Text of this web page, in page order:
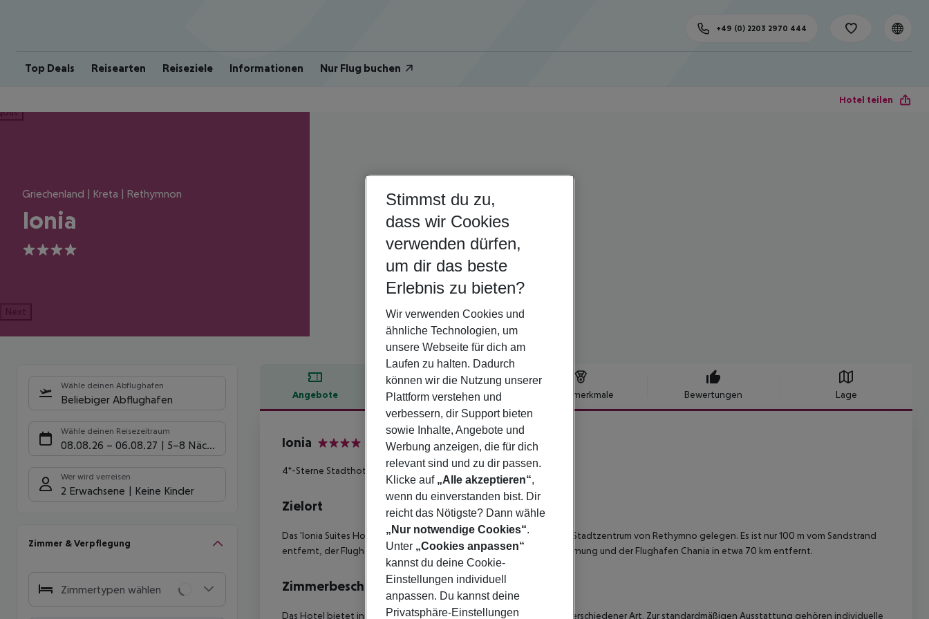
Top Deals Reisearten Reiseziele Informationen Nur Flug buchen
+49 (0) 2203 2970 444
Hotel teilen
Griechenland | Kreta | Rethymnon
Ionia
4
Next
Wähle deinen Abflughafen
Beliebiger Abflughafen
Wähle deinen Reisezeitraum
08.08.26 – 06.08.27 5-8 Nächte
Wer wird verreisen
2 Erwachsene Keine Kinder
Zimmer & Verpflegung
Zimmertypen wählen
Angebote Hotelbeschreibung Hotelmerkmale Bewertungen Lage
Hotelbeschreibung
Ionia
4*-Sterne Stadthotel in unmittelbarer Strandnähe!
Zielort
Das 'Ionia Suites Hotel' ist ein kleines Hotel an einem ruhigen Ort im Stadtzentrum von Rethymno gelegen. Es ist nur 100 m vom Sandstrand
entfernt, der Flughafen Heraklion befindet sich in etwa 79 km Entfernung und der Flughafen Chania in etwa 70 km entfernt.
Zimmerbeschreibung
Das Hotel bietet insgesamt 20 komfortabel eingerichtete Zimmer verschiedener Art. Zur standardmäßigen Ausstattung gehören individuelle
Stimmst du zu,
dass wir Cookies
verwenden dürfen,
um dir das beste
Erlebnis zu bieten?
Wir verwenden Cookies und
ähnliche Technologien, um
unsere Webseite für dich am
Laufen zu halten. Dadurch
können wir die Nutzung unserer
Plattform verstehen und
verbessern, dir Support bieten
sowie Inhalte, Angebote und
Werbung anzeigen, die für dich
relevant sind und zu dir passen.
Klicke auf „Alle akzeptieren“,
wenn du einverstanden bist. Dir
reicht das Nötigste? Dann wähle
„Nur notwendige Cookies“.
Unter „Cookies anpassen“
kannst du deine Cookie-
Einstellungen individuell
anpassen. Du kannst deine
Privatsphäre-Einstellungen